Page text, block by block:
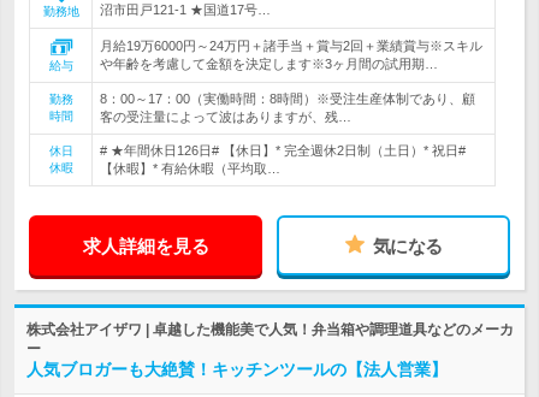
勤務地 沼市田戸121-1 ★国道17号…
給与
月給19万6000円～24万円＋諸手当＋賞与2回＋業績賞与※スキル
や年齢を考慮して金額を決定します※3ヶ月間の試用期…
勤務
時間
8：00～17：00（実働時間：8時間）※受注生産体制であり、顧
客の受注量によって波はありますが、残…
休日
休暇
# ★年間休日126日# 【休日】* 完全週休2日制（土日）* 祝日#
【休暇】* 有給休暇（平均取…
求人詳細を見る 気になる
株式会社アイザワ | 卓越した機能美で人気！弁当箱や調理道具などのメーカ
ー
人気ブロガーも大絶賛！キッチンツールの【法人営業】